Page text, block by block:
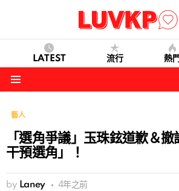
LATEST 流行 熱門
藝人
「選角爭議」玉珠鉉道歉＆
干預選角」！
by Laney 4年之前